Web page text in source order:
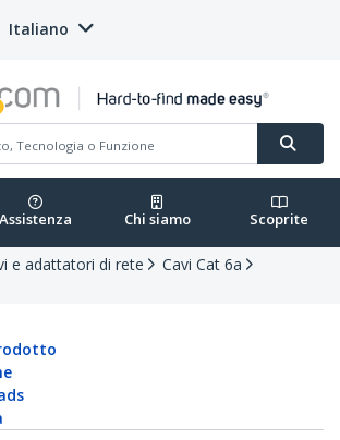
Italiano
Assistenza Chi siamo Scoprite
e adattatori di rete
Cavi Cat 6a